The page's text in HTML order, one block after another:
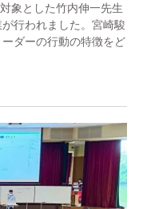
象とした竹内伸一先生
行われました。宮崎駿
ダーの行動の特徴をど